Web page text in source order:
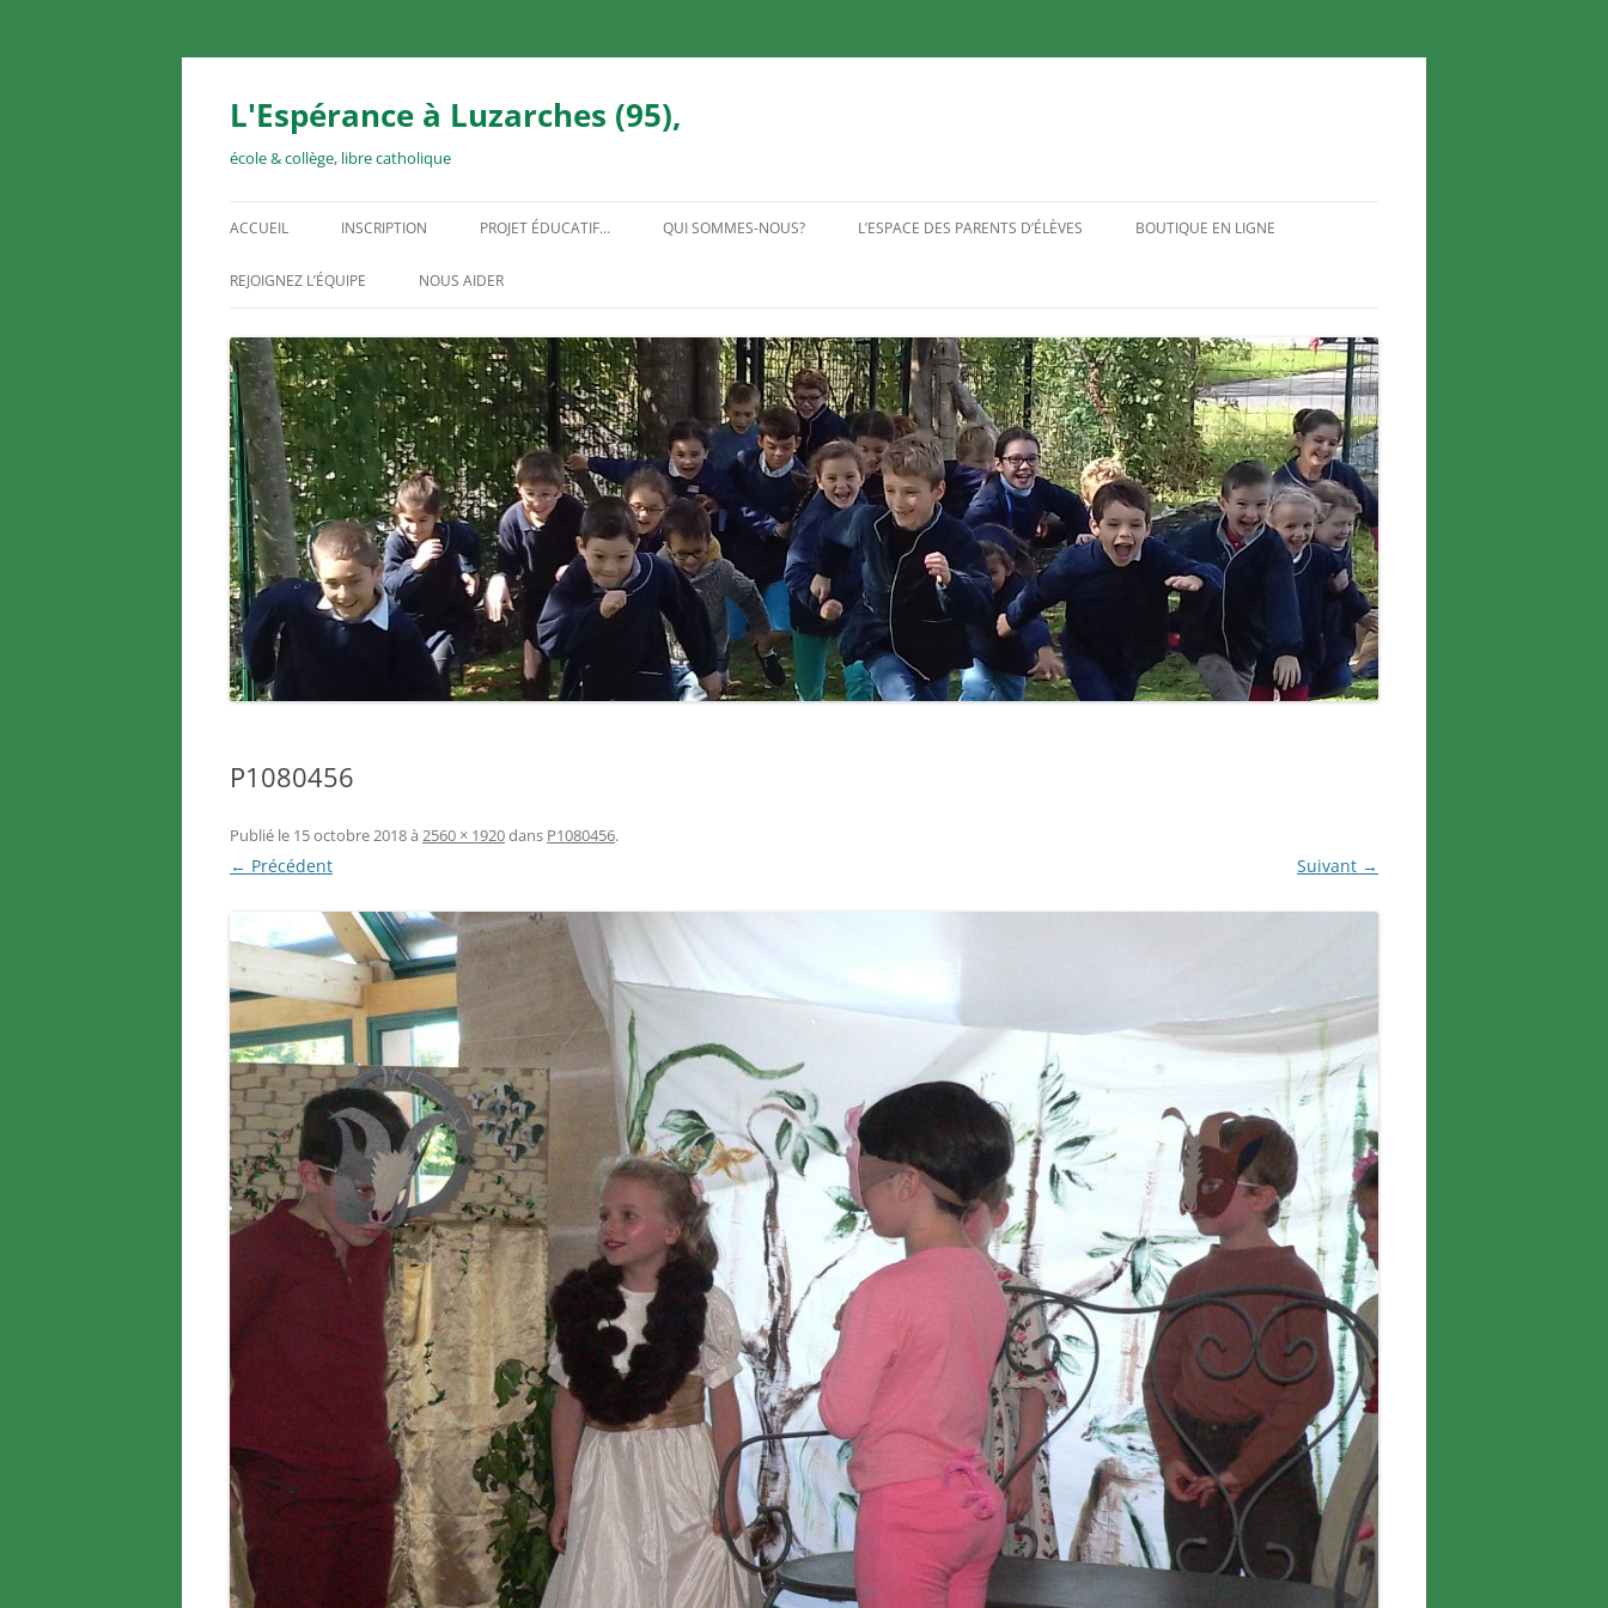
Aller
L'Espérance à Luzarches (95),
école & collège, libre catholique
ACCUEIL INSCRIPTION PROJET ÉDUCATIF… QUI SOMMES-NOUS? L’ESPACE DES PARENTS D’ÉLÈVES BOUTIQUE EN LIGNE
REJOIGNEZ L’ÉQUIPE NOUS AIDER
P1080456
Publié le 15 octobre 2018à 2560 × 1920dans P1080456.
← Précédent Suivant →